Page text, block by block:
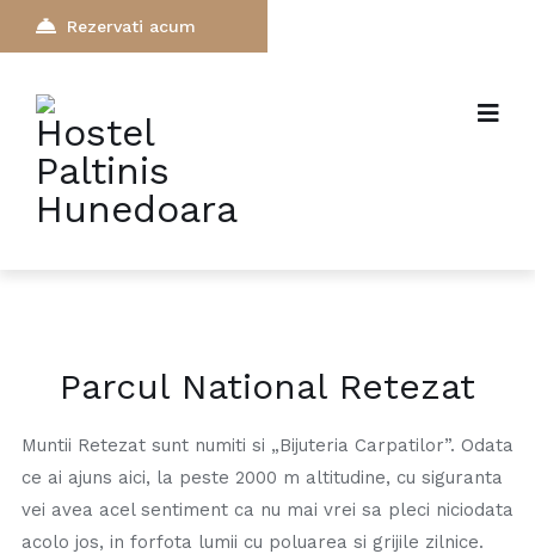
Rezervati acum
Parcul National Retezat
Muntii Retezat sunt numiti si „Bijuteria Carpatilor”. Odata
ce ai ajuns aici, la peste 2000 m altitudine, cu siguranta
vei avea acel sentiment ca nu mai vrei sa pleci niciodata
acolo jos, in forfota lumii cu poluarea si grijile zilnice.